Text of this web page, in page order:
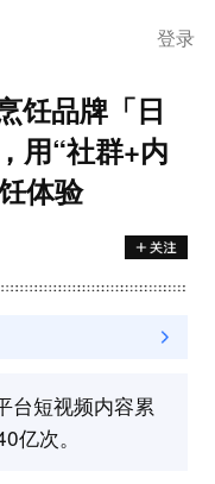
登录
饪品牌「日
用“社群+内
体验
台短视频内容累
亿次。